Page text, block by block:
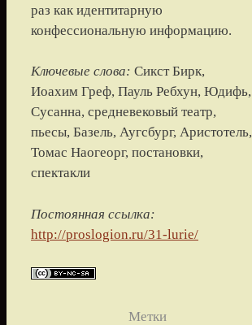
раз как идентитарную
конфессиональную информацию.
Ключевые слова: Сикст Бирк,
Иоахим Греф, Пауль Ребхун, Юдифь,
Сусанна, средневековый театр,
пьесы, Базель, Аугсбург, Аристотель,
Томас Наогеорг, постановки,
спектакли
Постоянная ссылка:
http://proslogion.ru/31-lurie/
Метки